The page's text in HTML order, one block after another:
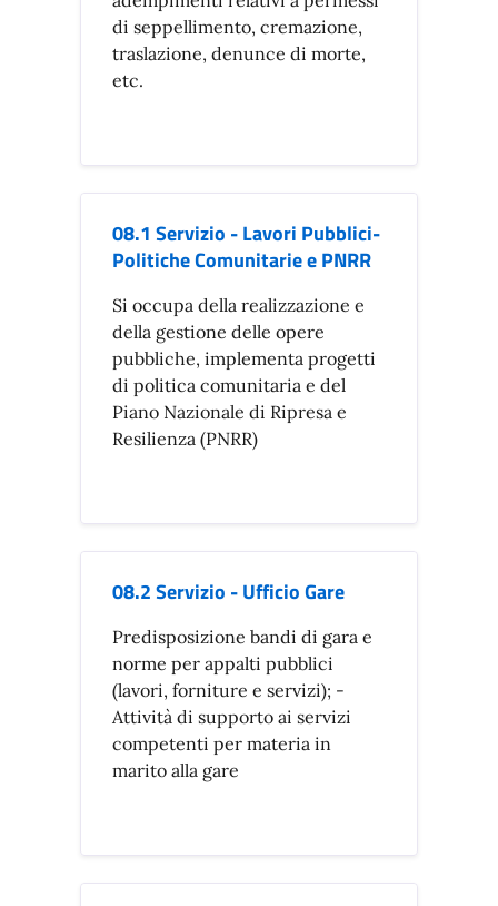
di seppellimento, cremazione,
traslazione, denunce di morte,
etc.
08.1 Servizio - Lavori Pubblici-
Politiche Comunitarie e PNRR
Si occupa della realizzazione e
della gestione delle opere
pubbliche, implementa progetti
di politica comunitaria e del
Piano Nazionale di Ripresa e
Resilienza (PNRR)
08.2 Servizio - Ufficio Gare
Predisposizione bandi di gara e
norme per appalti pubblici
(lavori, forniture e servizi); -
Attività di supporto ai servizi
competenti per materia in
marito alla gare